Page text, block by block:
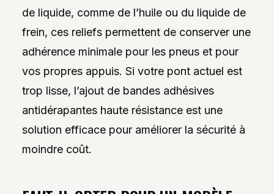
de liquide, comme de l’huile ou du liquide de
frein, ces reliefs permettent de conserver une
adhérence minimale pour les pneus et pour
vos propres appuis. Si votre pont actuel est
trop lisse, l’ajout de bandes adhésives
antidérapantes haute résistance est une
solution efficace pour améliorer la sécurité à
moindre coût.